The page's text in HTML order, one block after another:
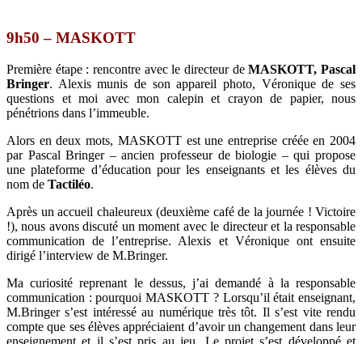
9h50 – MASKOTT
Première étape : rencontre avec le directeur deMASKOTT, Pascal
Bringer. Alexis munis de son appareil photo, Véronique de ses
questions et moi avec mon calepin et crayon de papier, nous
pénétrions dans l’immeuble.
Alors en deux mots, MASKOTT est une entreprise créée en 2004
par Pascal Bringer – ancien professeur de biologie – qui propose
une plateforme d’éducation pour les enseignants et les élèves du
nom de Tactiléo.
Après un accueil chaleureux (deuxième café de la journée ! Victoire
!), nous avons discuté un moment avec le directeur et la responsable
communication de l’entreprise. Alexis et Véronique ont ensuite
dirigé l’interview de M.Bringer.
Ma curiosité reprenant le dessus, j’ai demandé à la responsable
communication : pourquoi MASKOTT ? Lorsqu’il était enseignant,
M.Bringer s’est intéressé au numérique très tôt. Il s’est vite rendu
compte que ses élèves appréciaient d’avoir un changement dans leur
enseignement et il s’est pris au jeu. Le projet s’est développé et